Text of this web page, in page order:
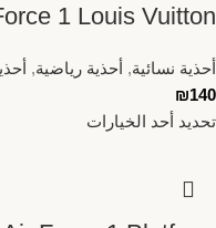
1 Louis Vuitton
أحذية نسائية, أحذية رياضية,
₪140
تحديد أحد الخيارات